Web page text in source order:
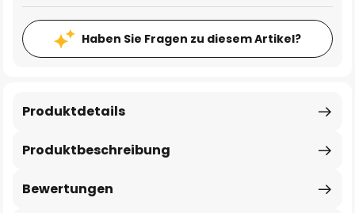
Haben Sie Fragen zu diesem Artikel?
Produktbeschreibung
Produktdetails
Bewertungen